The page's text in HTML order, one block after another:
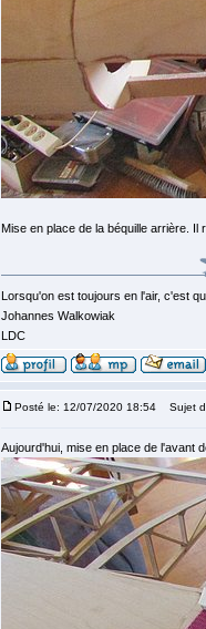
Mise en place de la béquille arrière.
Lorsqu'on est toujours en l'air, c'est
Johannes Walkowiak
LDC
Posté le: 12/07/2020 18:54 Sujet
Aujourd'hui, mise en place de l'avant